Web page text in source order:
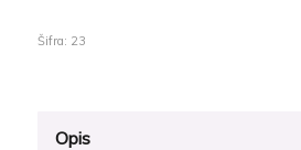
Šifra: 23
Opis